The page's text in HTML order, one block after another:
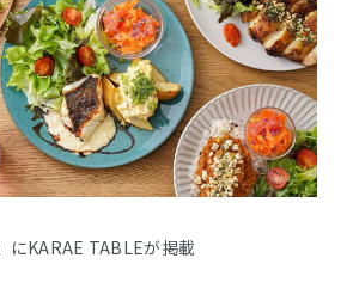
にKARAE TABLEが掲載